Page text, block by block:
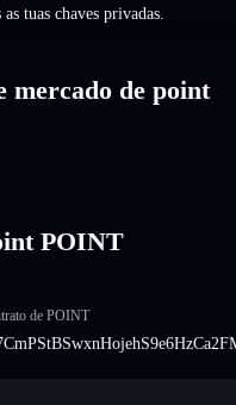
tuas chaves privadas.
mercado de point
POINT
de POINT